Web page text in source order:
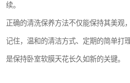
续。
正确的清洗保养方法不仅能保持其美观
记住，温和的清洁方式、定期的简单打
是保持卧室软膜天花长久如新的关键。